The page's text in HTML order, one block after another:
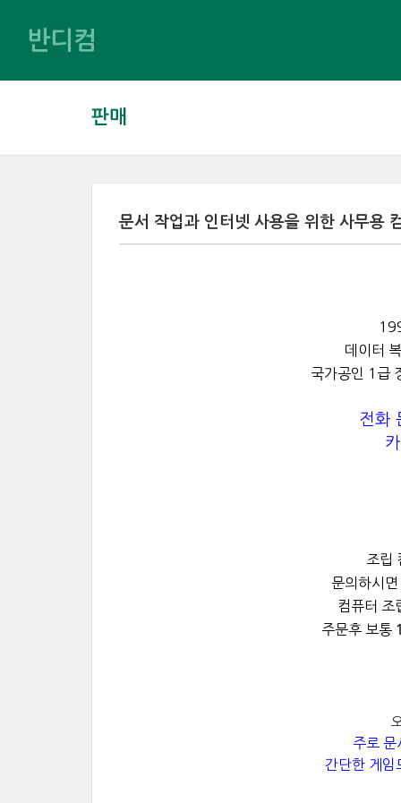
반디컴
판매
문서 작업과 인터넷 사용을 위한 사무
데이터
국가공인 1급
전화
조립
문의하시면
컴퓨터
주문후 보통
주로 문
간단한 게